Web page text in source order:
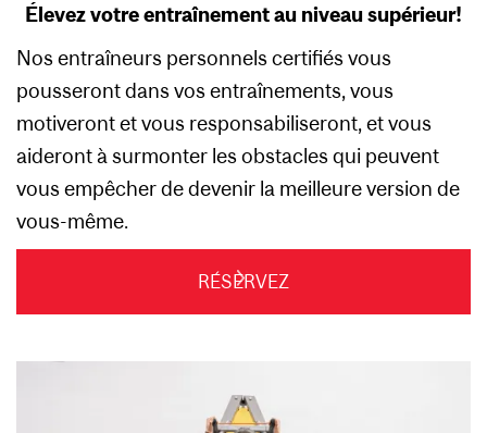
Élevez votre entraînement au niveau supérieur!
Nos entraîneurs personnels certifiés vous
pousseront dans vos entraînements, vous
motiveront et vous responsabiliseront, et vous
aideront à surmonter les obstacles qui peuvent
vous empêcher de devenir la meilleure version de
vous-même.
RÉSERVEZ